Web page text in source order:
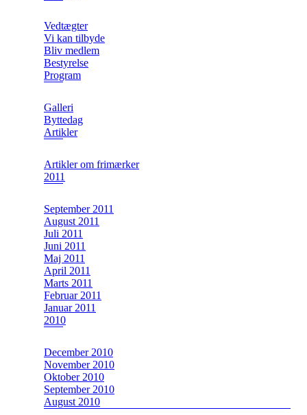
Vedtægter
Vi kan tilbyde
Bliv medlem
Bestyrelse
Program
Galleri
Byttedag
Artikler
Artikler om frimærker
2011
September 2011
August 2011
Juli 2011
Juni 2011
Maj 2011
April 2011
Marts 2011
Februar 2011
Januar 2011
2010
December 2010
November 2010
Oktober 2010
September 2010
August 2010